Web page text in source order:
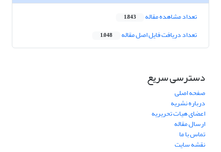
تعداد مشاهده مقاله 1,843
تعداد دریافت فایل اصل مقاله 1,048
دسترسی سریع
صفحه اصلی
درباره نشریه
اعضای هیات تحریریه
ارسال مقاله
تماس با ما
نقشه سایت